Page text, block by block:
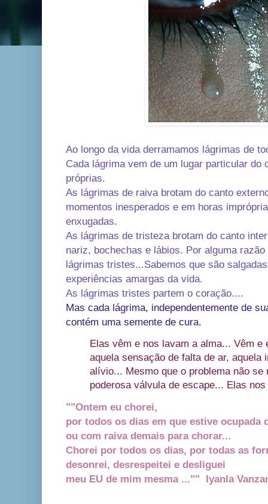
Ao longo da vida derramamos lágrimas de
Cada lágrima vem de um lugar particular
próprias.
As lágrimas de raiva brotam do canto
momentos inesperados e em horas
enxugadas.
As lágrimas de tristeza brotam do canto
nariz, bochechas e lábios. Por alguma
lágrimas tristes...Sabemos que são
experiências amargas da vida.
As lágrimas tristes partem o coração....
Mas cada lágrima, independentemente de
contém uma semente de cura.
Elas vêm e nos lavam a alma... Vêm e
aquela sensação de falta de ar, aquela
alívio... Mesmo que o problema não se
poderosa válvula de escape... Elas
""Ontem eu chorei,
por todos os dias em que estive ocupada
ou com raiva demais para chorar...
Chorei por todos os dias, por todas as
desonrei, desrespeitei e desliguei
meu EU de mim mesma ..."" Iyanla